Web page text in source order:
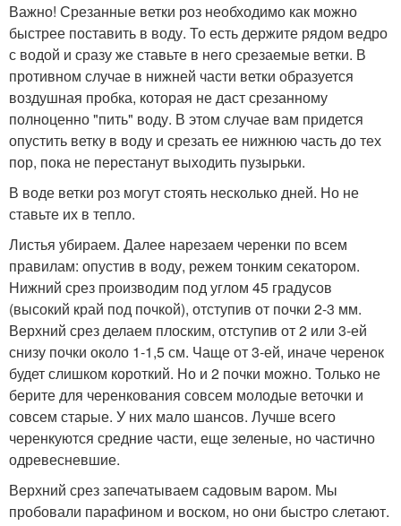
Важно! Срезанные ветки роз необходимо как можно
быстрее поставить в воду. То есть держите рядом ведро
с водой и сразу же ставьте в него срезаемые ветки. В
противном случае в нижней части ветки образуется
воздушная пробка, которая не даст срезанному
полноценно "пить" воду. В этом случае вам придется
опустить ветку в воду и срезать ее нижнюю часть до тех
пор, пока не перестанут выходить пузырьки.
В воде ветки роз могут стоять несколько дней. Но не
ставьте их в тепло.
Листья убираем. Далее нарезаем черенки по всем
правилам: опустив в воду, режем тонким секатором.
Нижний срез производим под углом 45 градусов
(высокий край под почкой), отступив от почки 2-3 мм.
Верхний срез делаем плоским, отступив от 2 или 3-ей
снизу почки около 1-1,5 см. Чаще от 3-ей, иначе черенок
будет слишком короткий. Но и 2 почки можно. Только не
берите для черенкования совсем молодые веточки и
совсем старые. У них мало шансов. Лучше всего
черенкуются средние части, еще зеленые, но частично
одревесневшие.
Верхний срез запечатываем садовым варом. Мы
пробовали парафином и воском, но они быстро слетают.